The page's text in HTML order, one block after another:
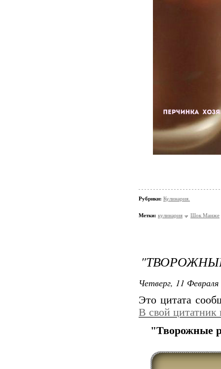
Рубрики: Кулинария.
Метки: кулинария Шок Манже
Четверг, 11
Это цитата
В свой цитатник
"Творожные